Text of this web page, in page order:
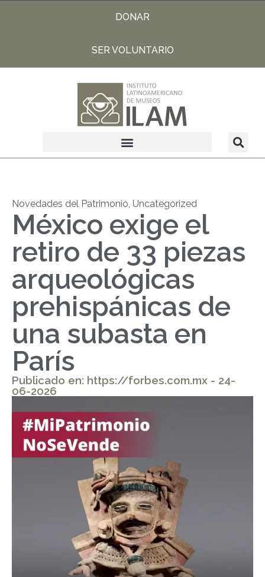
DONAR
SER VOLUNTARIO
Novedades del Patrimonio, Uncategorized
México exige el
retiro de 33 piezas
arqueológicas
prehispánicas de
una subasta en
París
Publicado en: https://forbes.com.mx - 24-
06-2026